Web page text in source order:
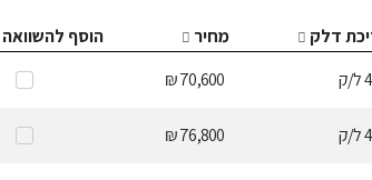
דלק מחיר
הוסף להשוואה
ל/ק 70,600 ₪
ל/ק 76,800 ₪